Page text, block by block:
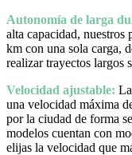
Autonomía de larga
alta capacidad, nuestros
km con una sola carga,
realizar trayectos largos
Velocidad ajustable:
una velocidad máxima
por la ciudad de forma
modelos cuentan con
elijas la velocidad que